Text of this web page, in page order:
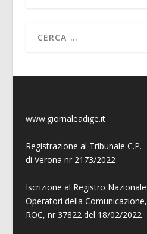
www.giornaleadige.it
Registrazione al Tribunale C.P.
di Verona nr 2173/2022
Iscrizione al Registro Nazionale
Operatori della Comunicazione,
ROC, nr 37822 del 18/02/2022